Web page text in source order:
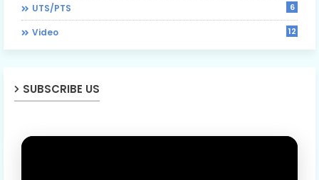
UTS/PTS 6
Video 12
SUBSCRIBE US